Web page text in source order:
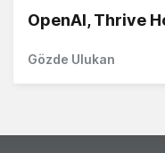
OpenAI, Thrive
Gözde Ulukan